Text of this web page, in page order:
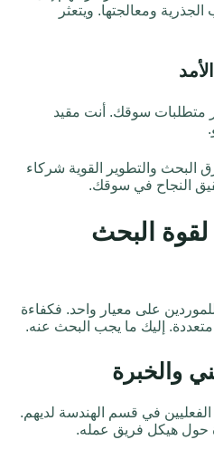
ومعالجتها. ويتعثر
متطلبات سوقك. أنت مقيد
والتطوير القوية شركاء
النجاح في سوقك.
لقوة البحث
على معيار واحد. فكفاءة
متعددة. إليك ما يجب البحث عنه.
الفعليين في قسم الهندسة لديهم.
حول هيكل فريق عمله.